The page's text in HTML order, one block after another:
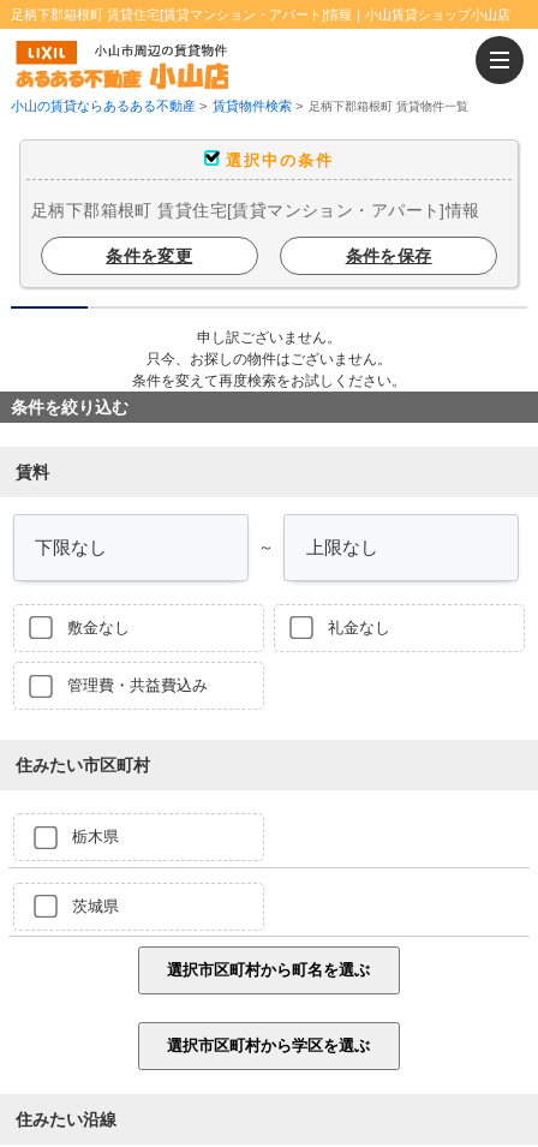
足柄下郡箱根町 賃貸住宅[賃貸マンション・アパート]情報｜小山賃貸ショップ小山店
小山の賃貸ならあるある不動産 > 賃貸物件検索 > 足柄下郡箱根町 賃貸物件一覧
選択中の条件
足柄下郡箱根町 賃貸住宅[賃貸マンション・アパート]情報
条件を変更 条件を保存
申し訳ございません。
只今、お探しの物件はございません。
条件を変えて再度検索をお試しください。
条件を絞り込む
賃料
～
敷金なし 礼金なし
管理費・共益費込み
住みたい市区町村
栃木県
茨城県
住みたい沿線